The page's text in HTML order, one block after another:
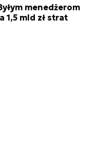
menedżerom
1,5 mld zł strat